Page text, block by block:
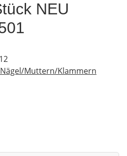
NEU
Muttern/Klammern